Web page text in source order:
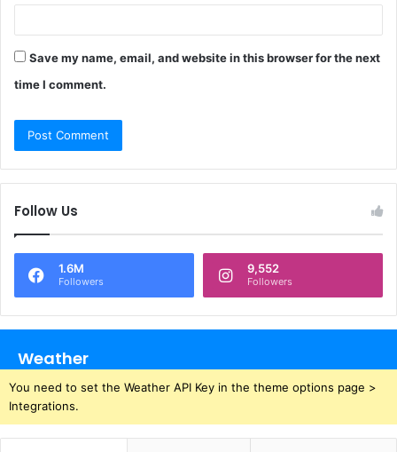
Save my name, email, and website in this browser for the next
time I comment.
Follow Us
1.6M
Followers
9,552
Followers
Weather
You need to set the Weather API Key in the theme options page >
Integrations.